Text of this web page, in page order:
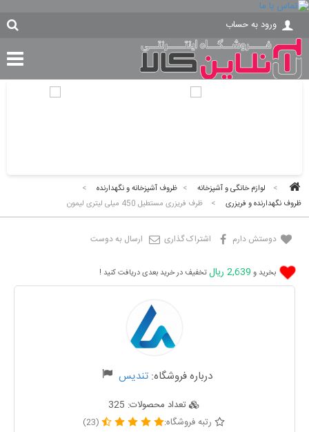
ورود به حساب
> لوازم خانگی و آشپزخانه > ظروف آشپزخانه و نگهدارنده
>
ظروف نگهدارنده و فریزری
> ظرف فریزری مستطیل 450 میلی لیتری لیمون
دوستش دارم اشتراک گذاری ارسال به دوست
بخرید و 2,639 ریال تخفیف در خرید بعدی دریافت کنید !
درباره فروشگاه: تندیس
تعداد محصولات: 325
رتبه فروشگاه:
(23)